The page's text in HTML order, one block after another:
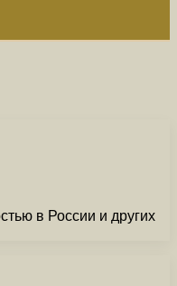
в России и других